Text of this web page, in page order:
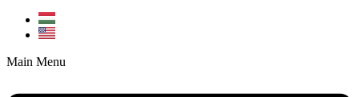
Main Menu